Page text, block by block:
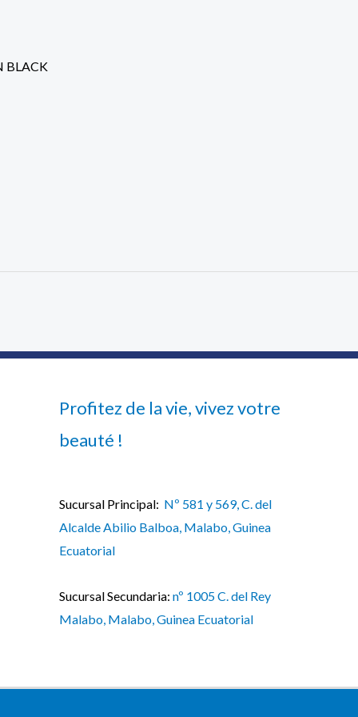
BLACK
Profitez de la vie, vivez votre
beauté !
Sucursal Principal: Nº 581 y 569, C. del
Alcalde Abilio Balboa, Malabo, Guinea
Ecuatorial
Sucursal Secundaria: nº 1005 C. del Rey
Malabo, Malabo, Guinea Ecuatorial